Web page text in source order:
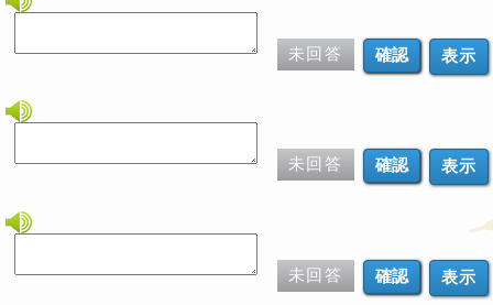
未回答 表示
未回答 表示
未回答 表示